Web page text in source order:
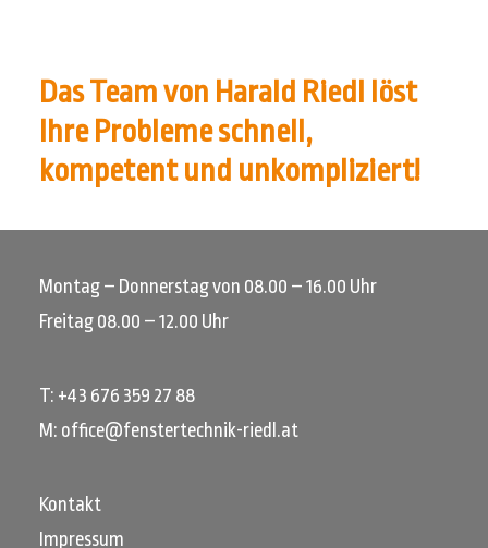
Das Team von Harald Riedl löst
Ihre Probleme schnell,
kompetent und unkompliziert!
Montag – Donnerstag von 08.00 – 16.00 Uhr
Freitag 08.00 – 12.00 Uhr
T: +43 676 359 27 88
M: office@fenstertechnik-riedl.at
Kontakt
Impressum